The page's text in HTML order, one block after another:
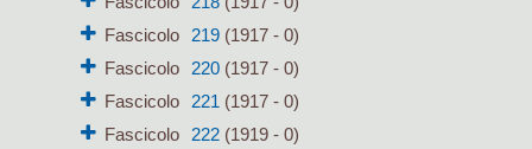
Fascicolo
219(1917 - 0)
Fascicolo
220(1917 - 0)
Fascicolo
221 (1917 - 0)
Fascicolo
222(1919 - 0)